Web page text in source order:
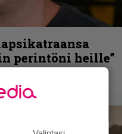
perintöni heille”